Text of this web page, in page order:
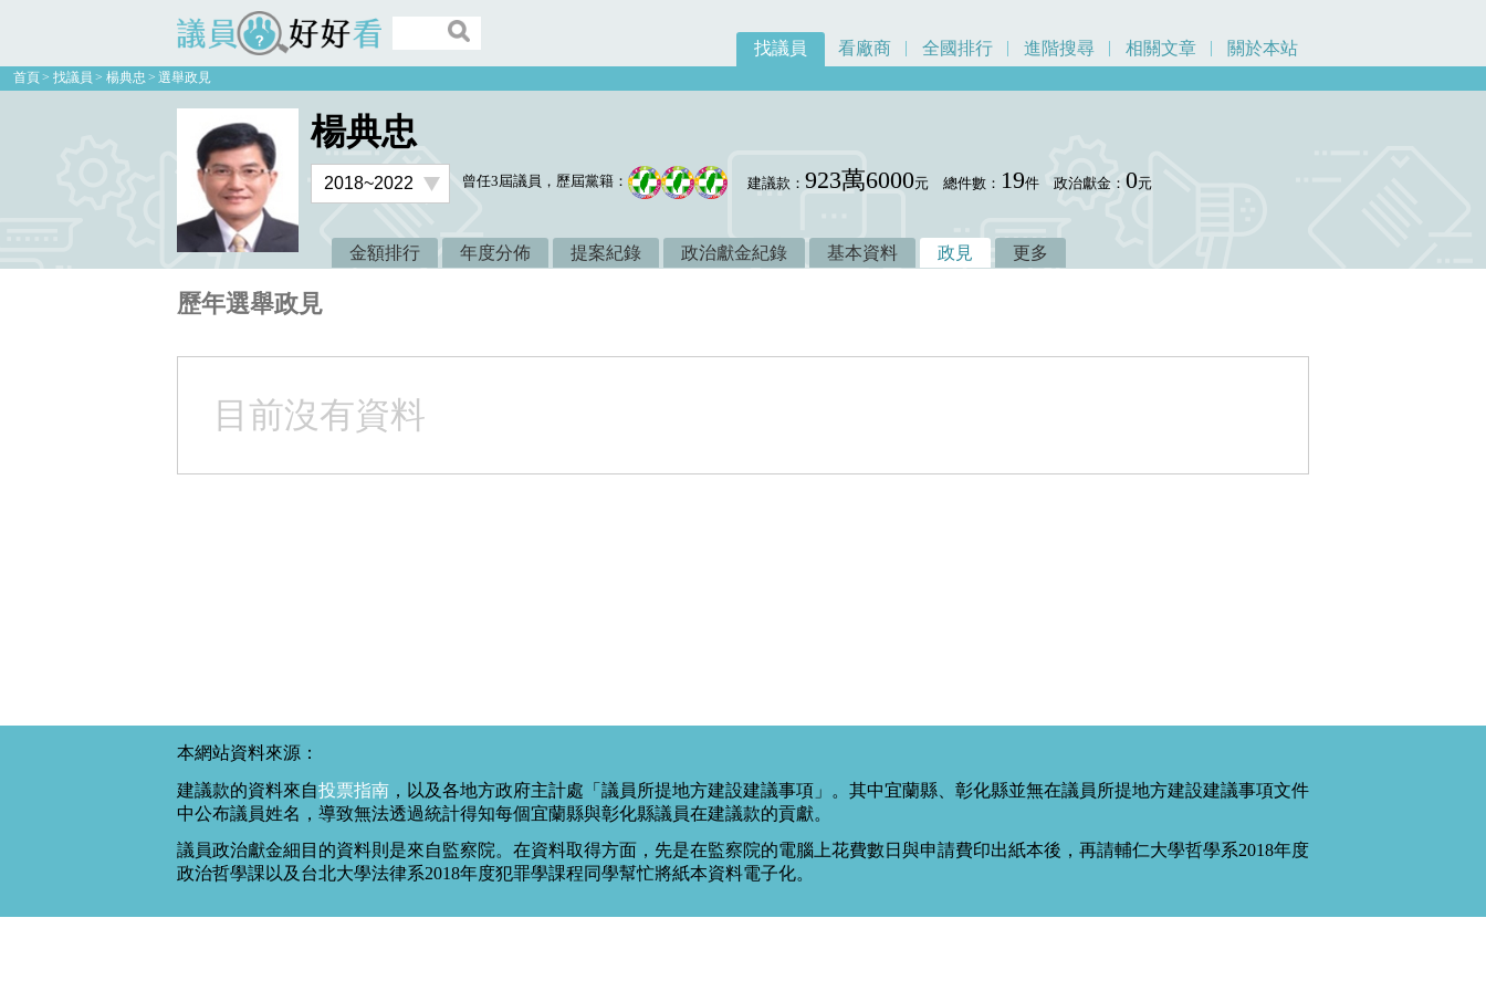
議員好好看
找議員 看廠商 全國排行 進階搜尋 相關文章 關於本站
首頁 找議員 楊典忠 選舉政見
楊典忠
曾任3屆議員，歷屆黨籍： 建議款：923萬6000元 總件數： 19件 政治獻金：0元
金額排行 年度分佈 提案紀錄 政治獻金紀錄 基本資料 政見 更多
歷年選舉政見
目前沒有資料
本網站資料來源：
建議款的資料來自投票指南 ，以及各地方政府主計處「議員所提地方建設建議事項」。其中宜蘭縣、彰化縣並無在議員所提地方建設建議事項文件
中公布議員姓名，導致無法透過統計得知每個宜蘭縣與彰化縣議員在建議款的貢獻。
議員政治獻金細目的資料則是來自監察院。在資料取得方面，先是在監察院的電腦上花費數日與申請費印出紙本後，再請輔仁大學哲學系2018年度
政治哲學課以及台北大學法律系2018年度犯罪學課程同學幫忙將紙本資料電子化。